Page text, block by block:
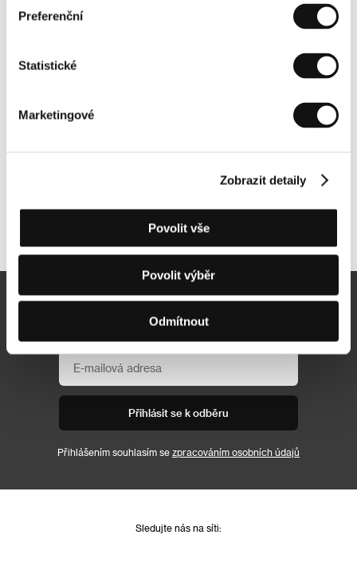
Preferenční
Statistické
Marketingové
Zobrazit detaily
Povolit vše
Povolit výběr
Odmítnout
Další partneři
Newsletter
Přihlásit se k odběru
Přihlášením souhlasím se zpracováním osobních údajů
Sledujte nás na síti: